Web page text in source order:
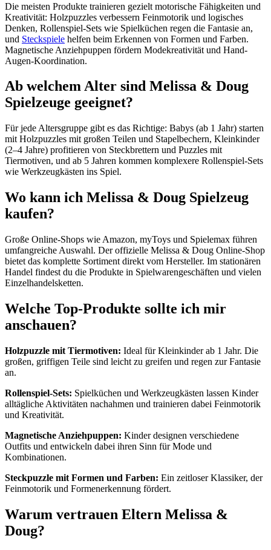
Die meisten Produkte trainieren gezielt motorische Fähigkeiten und
Kreativität: Holzpuzzles verbessern Feinmotorik und logisches
Denken, Rollenspiel-Sets wie Spielküchen regen die Fantasie an,
und Steckspiele helfen beim Erkennen von Formen und Farben.
Magnetische Anziehpuppen fördern Modekreativität und Hand-
Augen-Koordination.
Ab welchem Alter sind Melissa & Doug
Spielzeuge geeignet?
Für jede Altersgruppe gibt es das Richtige: Babys (ab 1 Jahr) starten
mit Holzpuzzles mit großen Teilen und Stapelbechern, Kleinkinder
(2–4 Jahre) profitieren von Steckbrettern und Puzzles mit
Tiermotiven, und ab 5 Jahren kommen komplexere Rollenspiel-Sets
wie Werkzeugkästen ins Spiel.
Wo kann ich Melissa & Doug Spielzeug
kaufen?
Große Online-Shops wie Amazon, myToys und Spielemax führen
umfangreiche Auswahl. Der offizielle Melissa & Doug Online-Shop
bietet das komplette Sortiment direkt vom Hersteller. Im stationären
Handel findest du die Produkte in Spielwarengeschäften und vielen
Einzelhandelsketten.
Welche Top-Produkte sollte ich mir
anschauen?
Holzpuzzle mit Tiermotiven: Ideal für Kleinkinder ab 1 Jahr. Die
großen, griffigen Teile sind leicht zu greifen und regen zur Fantasie
an.
Rollenspiel-Sets: Spielküchen und Werkzeugkästen lassen Kinder
alltägliche Aktivitäten nachahmen und trainieren dabei Feinmotorik
und Kreativität.
Magnetische Anziehpuppen: Kinder designen verschiedene
Outfits und entwickeln dabei ihren Sinn für Mode und
Kombinationen.
Steckpuzzle mit Formen und Farben: Ein zeitloser Klassiker, der
Feinmotorik und Formenerkennung fördert.
Warum vertrauen Eltern Melissa &
Doug?